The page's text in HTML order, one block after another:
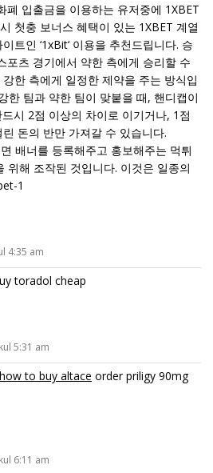
폐 입출금을 이용하는 유저중에 1XBET
첫충 보너스 혜택이 있는 1XBET 계열
트인 ‘1xBit‘ 이용을 추천드립니다. 승
포츠 경기에서 약한 측에게 승리할 수
한 측에게 일정한 제약을 주는 방식입
한 팀과 약한 팀이 맞붙을 때, 핸디캡이
시 2점 이상의 차이로 이기거나, 1점
돈의 반만 가져갈 수 있습니다.
배너를 등록해주고 홍보해주는 먹튀
위해 조작된 것입니다. 이것은 일종의
1
4:35 am
toradol cheap
5:31 am
how to buy altace order priligy 90mg
6:11 am